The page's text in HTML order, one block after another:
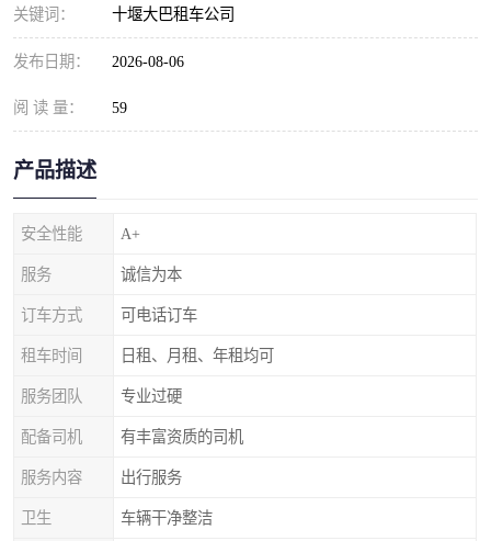
关键词： 十堰大巴租车公司
发布日期： 2026-08-06
阅 读 量： 59
产品描述
安全性能 A+
服务 诚信为本
订车方式 可电话订车
租车时间 日租、月租、年租均可
服务团队 专业过硬
配备司机 有丰富资质的司机
服务内容 出行服务
卫生 车辆干净整洁